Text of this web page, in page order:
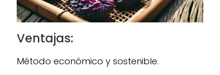
Ventajas:
Método económico y sostenible.